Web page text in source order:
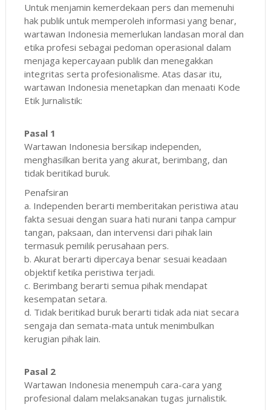
Untuk menjamin kemerdekaan pers dan memenuhi
hak publik untuk memperoleh informasi yang benar,
wartawan Indonesia memerlukan landasan moral dan
etika profesi sebagai pedoman operasional dalam
menjaga kepercayaan publik dan menegakkan
integritas serta profesionalisme. Atas dasar itu,
wartawan Indonesia menetapkan dan menaati Kode
Etik Jurnalistik:
Pasal 1
Wartawan Indonesia bersikap independen,
menghasilkan berita yang akurat, berimbang, dan
tidak beritikad buruk.
Penafsiran
a. Independen berarti memberitakan peristiwa atau
fakta sesuai dengan suara hati nurani tanpa campur
tangan, paksaan, dan intervensi dari pihak lain
termasuk pemilik perusahaan pers.
b. Akurat berarti dipercaya benar sesuai keadaan
objektif ketika peristiwa terjadi.
c. Berimbang berarti semua pihak mendapat
kesempatan setara.
d. Tidak beritikad buruk berarti tidak ada niat secara
sengaja dan semata-mata untuk menimbulkan
kerugian pihak lain.
Pasal 2
Wartawan Indonesia menempuh cara-cara yang
profesional dalam melaksanakan tugas jurnalistik.